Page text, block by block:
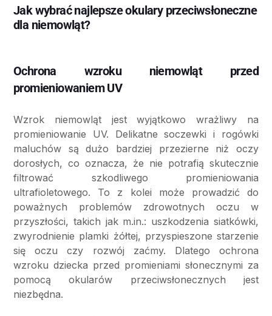
Jak wybrać najlepsze okulary przeciwsłoneczne
dla niemowląt?
Ochrona wzroku niemowląt przed
promieniowaniem UV
Wzrok niemowląt jest wyjątkowo wrażliwy na
promieniowanie UV. Delikatne soczewki i rogówki
maluchów są dużo bardziej przezierne niż oczy
dorosłych, co oznacza, że nie potrafią skutecznie
filtrować szkodliwego promieniowania
ultrafioletowego. To z kolei może prowadzić do
poważnych problemów zdrowotnych oczu w
przyszłości, takich jak m.in.: uszkodzenia siatkówki,
zwyrodnienie plamki żółtej, przyspieszone starzenie
się oczu czy rozwój zaćmy. Dlatego ochrona
wzroku dziecka przed promieniami słonecznymi za
pomocą okularów przeciwsłonecznych jest
niezbędna.